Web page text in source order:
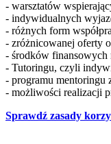
- warsztatów
- indywidualnych
- różnych form
- zróżnicowanej oferty
- środków finansowych
- Tutoringu, czyli
- programu mentoringu
- możliwości realizacji
Sprawdź zasady